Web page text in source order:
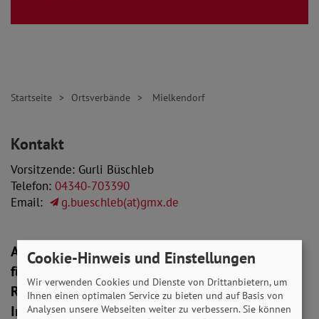
Startseite Ortsverbände Mielkendorf
Als Anlauf- und Kontaktstelle für Mitglieder und
für Interessierte bieten wir in ehrenamtlicher
Regie regelmäßige Zusammenkünfte,
Informationsveranstaltungen mit
Kontakt
Vorsitzende: Gurli Büschleb
Telefon: 04340-703390
Email:
g.bueschleb(at)gmx.de
Cookie-Hinweis und Einstellungen
Wir verwenden Cookies und Dienste von Drittanbietern, um
Ihnen einen optimalen Service zu bieten und auf Basis von
Analysen unsere Webseiten weiter zu verbessern. Sie können